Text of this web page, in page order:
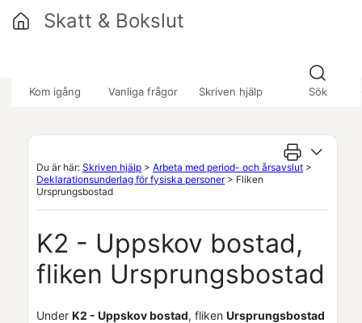
Kom igång Vanliga frågor Skriven hjälp Sök
Skatt & Bokslut
Du är här: Skriven hjälp > Arbeta med period- och årsavslut >
Deklarationsunderlag för fysiska personer> Fliken
Ursprungsbostad
K2 - Uppskov bostad,
fliken Ursprungsbostad
Under K2 - Uppskov bostad, fliken Ursprungsbostad